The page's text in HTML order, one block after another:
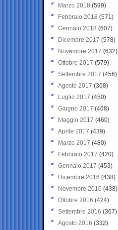
Marzo 2018 (599)
Febbraio 2018 (571)
Gennaio 2018 (607)
Dicembre 2017 (578)
Novembre 2017 (632)
Ottobre 2017 (579)
Settembre 2017 (456)
Agosto 2017 (368)
Luglio 2017 (450)
Giugno 2017 (468)
Maggio 2017 (460)
Aprile 2017 (439)
Marzo 2017 (480)
Febbraio 2017 (420)
Gennaio 2017 (453)
Dicembre 2016 (438)
Novembre 2016 (438)
Ottobre 2016 (424)
Settembre 2016 (367)
Agosto 2016 (332)